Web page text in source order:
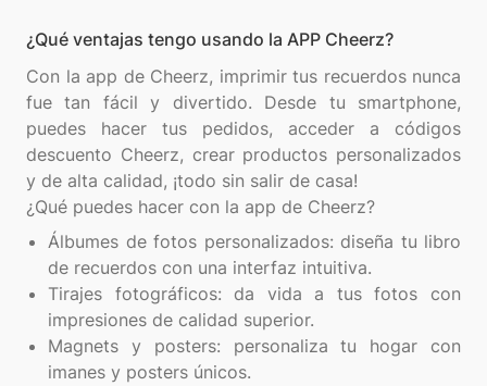
¿Qué ventajas tengo usando la APP Cheerz?
Con la app de Cheerz, imprimir tus recuerdos nunca
fue tan fácil y divertido. Desde tu smartphone,
puedes hacer tus pedidos, acceder a códigos
descuento Cheerz, crear productos personalizados
y de alta calidad, ¡todo sin salir de casa!
Álbumes de fotos personalizados: diseña tu libro
de recuerdos con una interfaz intuitiva.
Tirajes fotográficos: da vida a tus fotos con
impresiones de calidad superior.
Magnets y posters: personaliza tu hogar con
imanes y posters únicos.